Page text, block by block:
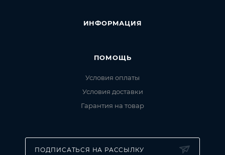
ИНФОРМАЦИЯ
ПОМОЩЬ
Условия оплаты
Условия доставки
Гарантия на товар
ПОДПИСАТЬСЯ НА РАССЫЛКУ